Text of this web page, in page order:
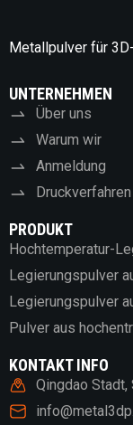
Metallpulver für
UNTERNEHMEN
Über uns
Warum wir
Anmeldung
Druckverfahren
PRODUKT
Hochtemperatur-
Legierungspulver
Legierungspulver
Pulver aus
KONTAKT INFO
Qingdao Stadt,